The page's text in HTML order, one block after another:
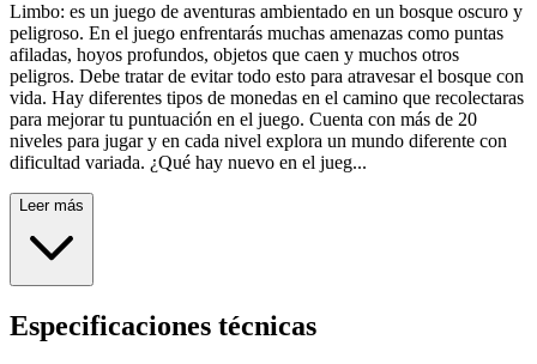
Limbo: es un juego de aventuras ambientado en un bosque oscuro y
peligroso. En el juego enfrentarás muchas amenazas como puntas
afiladas, hoyos profundos, objetos que caen y muchos otros
peligros. Debe tratar de evitar todo esto para atravesar el bosque con
vida. Hay diferentes tipos de monedas en el camino que recolectaras
para mejorar tu puntuación en el juego. Cuenta con más de 20
niveles para jugar y en cada nivel explora un mundo diferente con
dificultad variada. ¿Qué hay nuevo en el jueg...
Leer más
Especificaciones técnicas